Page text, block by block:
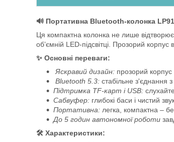
🔊 Портативна Bluetooth-колонка
Ця компактна колонка не лише
об’ємній LED-підсвітці. Прозорий
✨ Основні переваги:
Яскравий дизайн: прозорий
Bluetooth 5.3: стабільне з'єднання
Підтримка TF-карт і USB:
Сабвуфер: глибокі баси і чистий
Портативна: легка, компактна –
До 5 годин автономної роботи
🛠 Характеристики: